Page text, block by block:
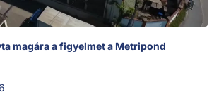
magára a figyelmet a Metripond